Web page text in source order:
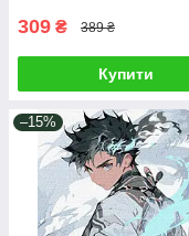
309 ₴ 389 ₴
Купити
–15%